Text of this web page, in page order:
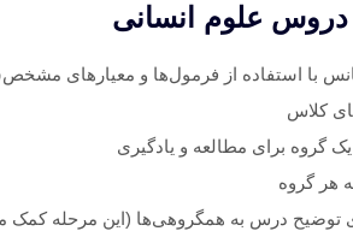
علوم انسانی
با استفاده از فرمول‌ها و معیارهای
کلاس
برای مطالعه و یادگیری
هر گروه
توضیح درس به همگروهی‌ها (این مرحله کمک